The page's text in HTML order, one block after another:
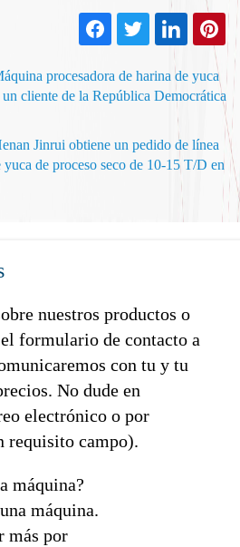
procesadora de harina de yuca
cliente de la República Democrática
Jinrui obtiene un pedido de línea
de proceso seco de 10-15 T/D en
nuestros productos o
formulario de contacto a
con tu y tu
No dude en
electrónico o por
requisito campo).
máquina?
máquina.
más por